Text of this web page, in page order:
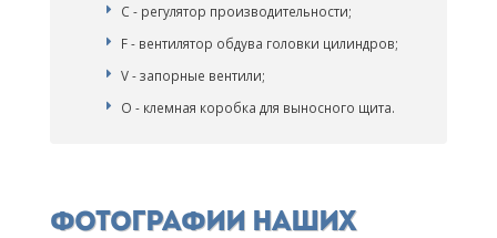
C - регулятор производительности;
F - вентилятор обдува головки цилиндров;
V - запорные вентили;
O - клемная коробка для выносного щита.
Фотографии наших